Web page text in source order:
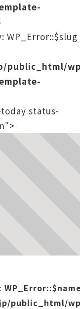
public_html/
status-
public_html/